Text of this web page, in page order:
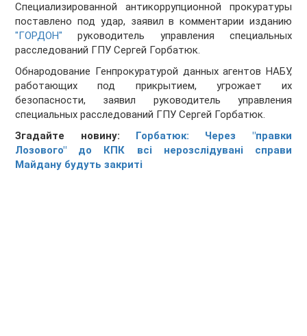
Специализированной антикоррупционной прокуратуры
поставлено под удар, заявил в комментарии изданию
"ГОРДОН" руководитель управления специальных
расследований ГПУ Сергей Горбатюк.
Обнародование Генпрокуратурой данных агентов НАБУ,
работающих под прикрытием, угрожает их
безопасности, заявил руководитель управления
специальных расследований ГПУ Сергей Горбатюк.
Згадайте новину: Горбатюк: Через "правки
Лозового" до КПК всі нерозслідувані справи
Майдану будуть закриті